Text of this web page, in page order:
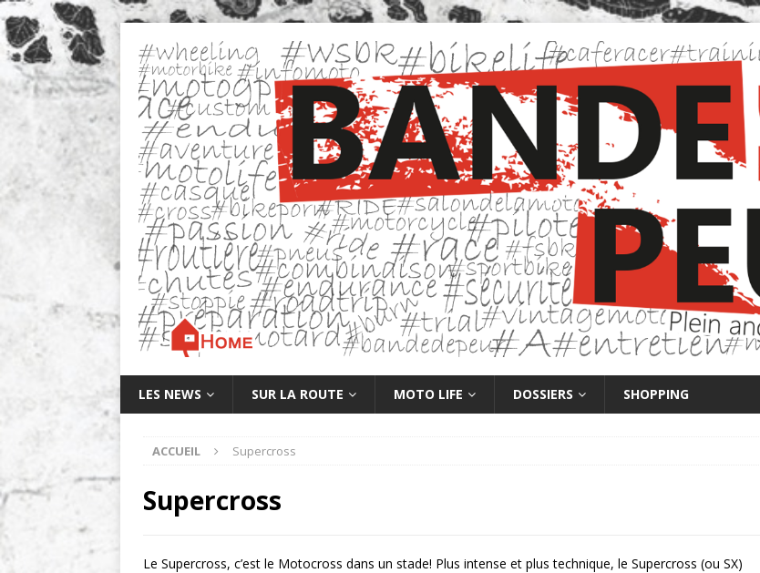
LES NEWS SUR LA ROUTE MOTO LIFE DOSSIERS SHOPPING
ACCUEIL Supercross
Supercross
Le Supercross, c’est le Motocross dans un stade! Plus intense et plus technique, le Supercross (ou SX)